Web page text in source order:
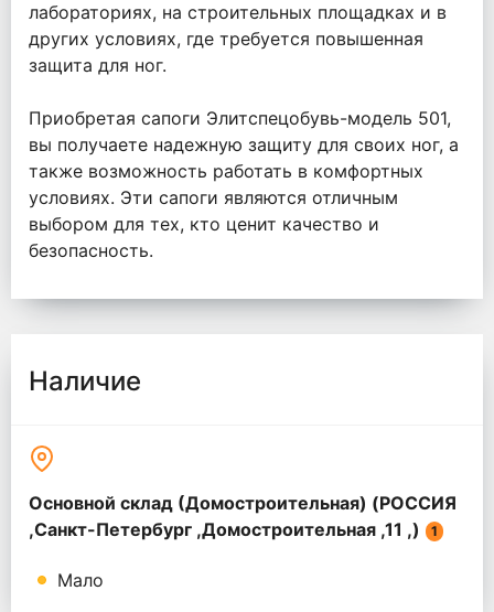
лабораториях, на строительных площадках и в
других условиях, где требуется повышенная
защита для ног.
Приобретая сапоги Элитспецобувь-модель 501,
вы получаете надежную защиту для своих ног, а
также возможность работать в комфортных
условиях. Эти сапоги являются отличным
выбором для тех, кто ценит качество и
безопасность.
Наличие
Основной склад (Домостроительная) (РОССИЯ
,Санкт-Петербург ,Домостроительная ,11 ,)
1
Мало